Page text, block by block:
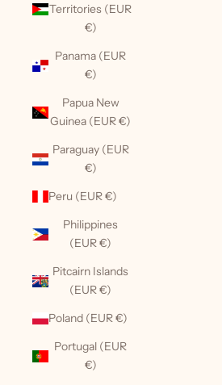
Territories (EUR
€)
Panama (EUR
€)
Papua New
Guinea (EUR €)
Paraguay (EUR
€)
Peru (EUR €)
Philippines
(EUR €)
Pitcairn Islands
(EUR €)
Poland (EUR €)
Portugal (EUR
€)